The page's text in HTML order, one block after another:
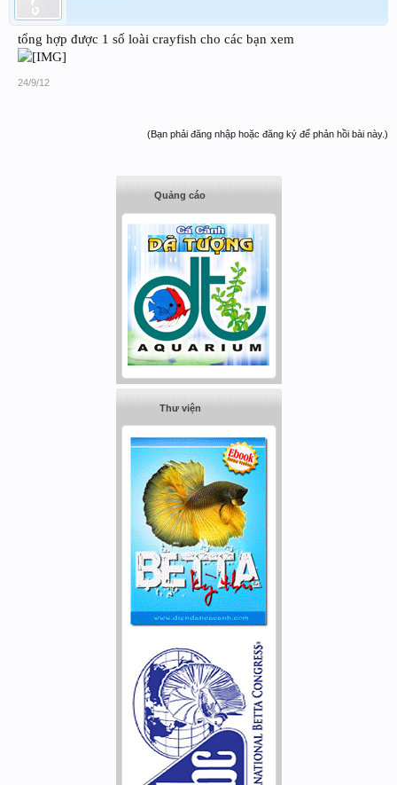
tổng hợp được 1 số loài crayfish cho các bạn xem
24/9/12
(Bạn phải đăng nhập hoặc đăng ký để phản hồi bài này.)
Quảng cáo
Thư viện